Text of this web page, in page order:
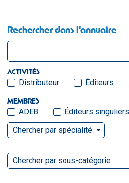
Rechercher dans l'annuaire
ACTIVITÉS
Distributeur Éditeurs
MEMBRES
ADEB
Éditeurs singuliers
Chercher par spécialité
Chercher par sous-catégorie